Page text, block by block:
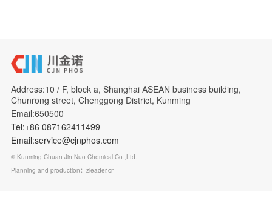
Address:10 / F, block a, Shanghai ASEAN business building,
Chunrong street, Chenggong District, Kunming
Email:650500
Tel:+86 087162411499
Email:service@cjnphos.com
© Kunming Chuan Jin Nuo Chemical Co.,Ltd.
Planning and production：zleader.cn